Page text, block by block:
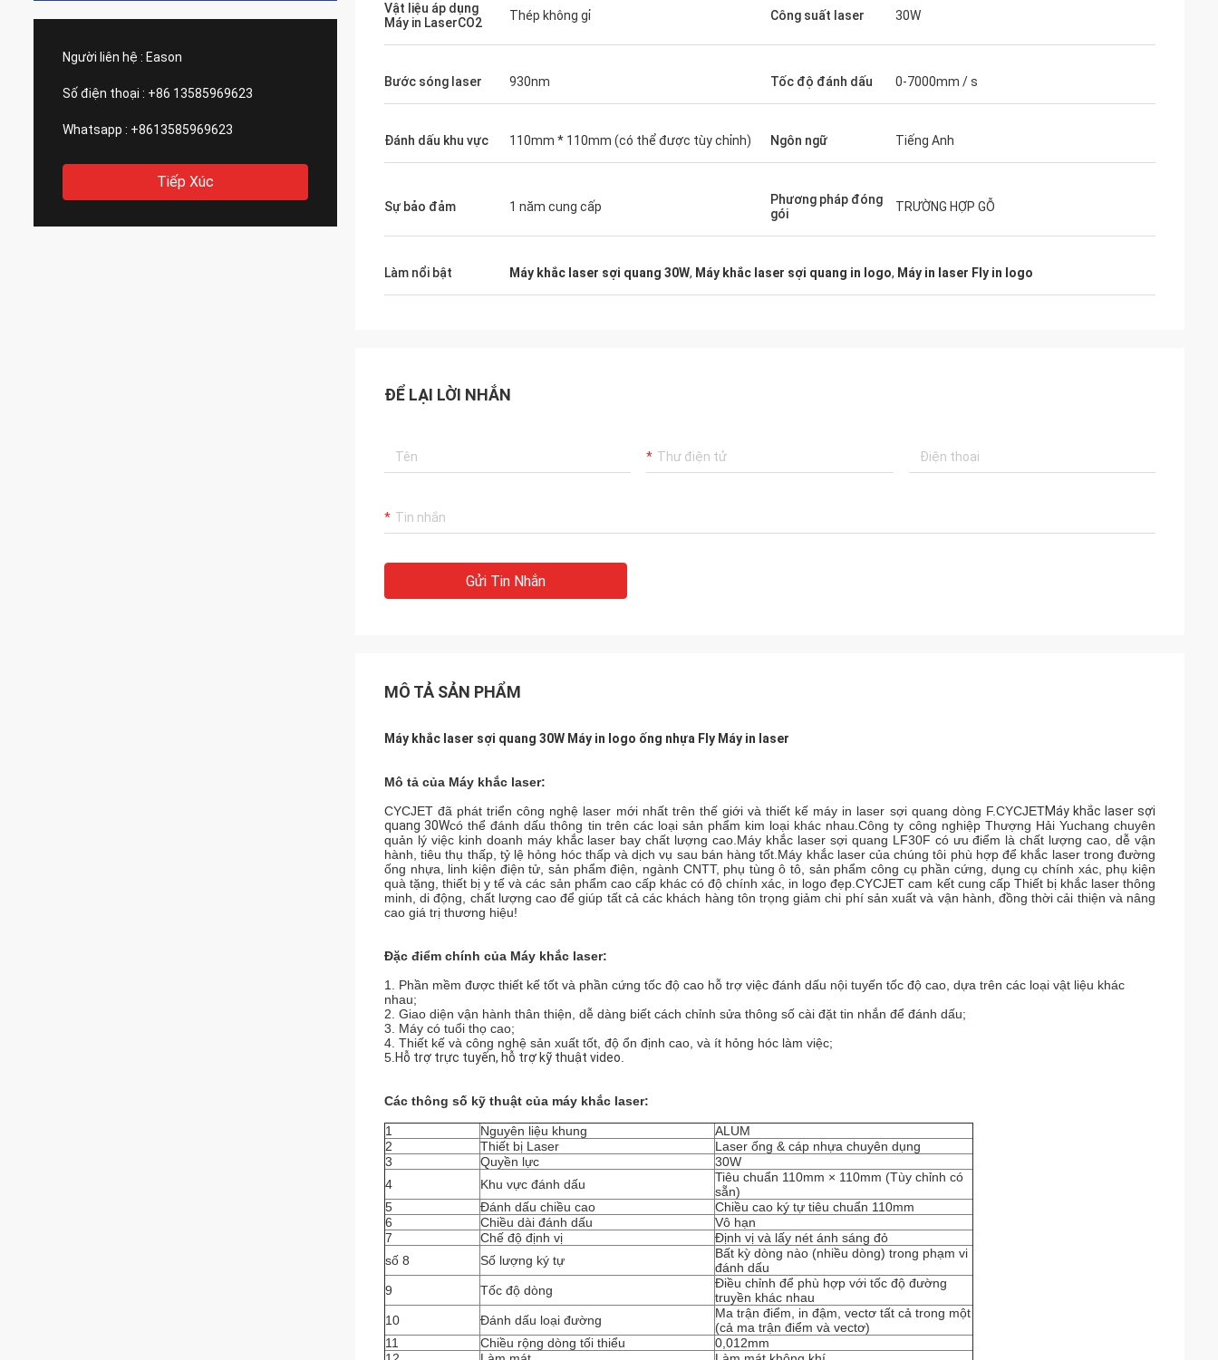
Người liên hệ : Eason
Số điện thoại : +86 13585969623
Whatsapp : +8613585969623
Tiếp Xúc
Vật liệu áp dụng
Máy in LaserCO2
Thép không gỉ Công suất laser 30W
Bước sóng laser 930nm Tốc độ đánh dấu 0-7000mm / s
Đánh dấu khu vực 110mm * 110mm (có thể được tùy chỉnh) Ngôn ngữ Tiếng Anh
Sự bảo đảm 1 năm cung cấp
Phương pháp đóng
gói
TRƯỜNG HỢP GỖ
Làm nổi bật Máy khắc laser sợi quang 30W, Máy khắc laser sợi quang in logo, Máy in laser Fly in logo
ĐỂ LẠI LỜI NHẮN
Gửi Tin Nhắn
MÔ TẢ SẢN PHẨM
Máy khắc laser sợi quang 30W Máy in logo ống nhựa Fly Máy in laser
Mô tả của Máy khắc laser:
CYCJET đã phát triển công nghệ laser mới nhất trên thế giới và thiết kế máy in laser sợi quang dòng F.CYCJETMáy khắc laser sợi
quang 30Wcó thể đánh dấu thông tin trên các loại sản phẩm kim loại khác nhau.Công ty công nghiệp Thượng Hải Yuchang chuyên
quản lý việc kinh doanh máy khắc laser bay chất lượng cao.Máy khắc laser sợi quang LF30F có ưu điểm là chất lượng cao, dễ vận
hành, tiêu thụ thấp, tỷ lệ hỏng hóc thấp và dịch vụ sau bán hàng tốt.Máy khắc laser của chúng tôi phù hợp để khắc laser trong đường
ống nhựa, linh kiện điện tử, sản phẩm điện, ngành CNTT, phụ tùng ô tô, sản phẩm công cụ phần cứng, dụng cụ chính xác, phụ kiện
quà tặng, thiết bị y tế và các sản phẩm cao cấp khác có độ chính xác, in logo đẹp.CYCJET cam kết cung cấp Thiết bị khắc laser thông
minh, di động, chất lượng cao để giúp tất cả các khách hàng tôn trọng giảm chi phí sản xuất và vận hành, đồng thời cải thiện và nâng
cao giá trị thương hiệu!
Đặc điểm chính của Máy khắc laser:
1. Phần mềm được thiết kế tốt và phần cứng tốc độ cao hỗ trợ việc đánh dấu nội tuyến tốc độ cao, dựa trên các loại vật liệu khác
nhau;
2. Giao diện vận hành thân thiện, dễ dàng biết cách chỉnh sửa thông số cài đặt tin nhắn để đánh dấu;
3. Máy có tuổi thọ cao;
4. Thiết kế và công nghệ sản xuất tốt, độ ổn định cao, và ít hỏng hóc làm việc;
5. Hỗ trợ trực tuyến, hỗ trợ kỹ thuật video
Các thông số kỹ thuật của máy khắc laser:
1 Nguyên liệu khung
ALUM
2
Thiết bị Laser
Laser ống & cáp nhựa chuyên dụng
3
Quyền lực
30W
4
Khu vực đánh dấu
Tiêu chuẩn 110mm × 110mm (Tùy chỉnh có
sẵn)
5
Đánh dấu chiều cao
Chiều cao ký tự tiêu chuẩn 110mm
6
Chiều dài đánh dấu
Vô hạn
7
Chế độ định vị
Định vị và lấy nét ánh sáng đỏ
số 8
Số lượng ký tự
Bất kỳ dòng nào (nhiều dòng) trong phạm vi
đánh dấu
9
Tốc độ dòng
Điều chỉnh để phù hợp với tốc độ đường
truyền khác nhau
10
Đánh dấu loại đường
Ma trận điểm, in đậm, vectơ tất cả trong một
(cả ma trận điểm và vectơ)
11
Chiều rộng dòng tối thiểu
0,012mm